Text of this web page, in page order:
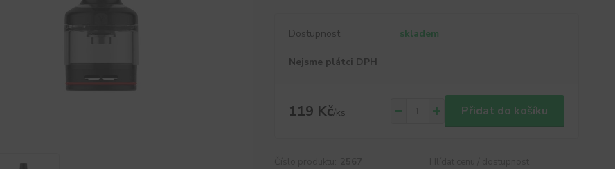
Dostupnost skladem
Nejsme plátci DPH
119 Kč/ks Přidat do košíku